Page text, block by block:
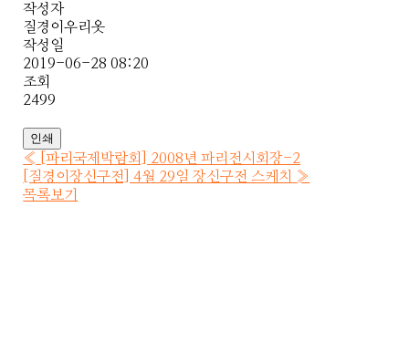
작성자
질경이우리옷
작성일
2019-06-28 08:20
조회
2499
인쇄
«
[파리국제박람회] 2008년 파리전시회장-2
[질경이장신구전] 4월 29일 장신구전 스케치
»
목록보기